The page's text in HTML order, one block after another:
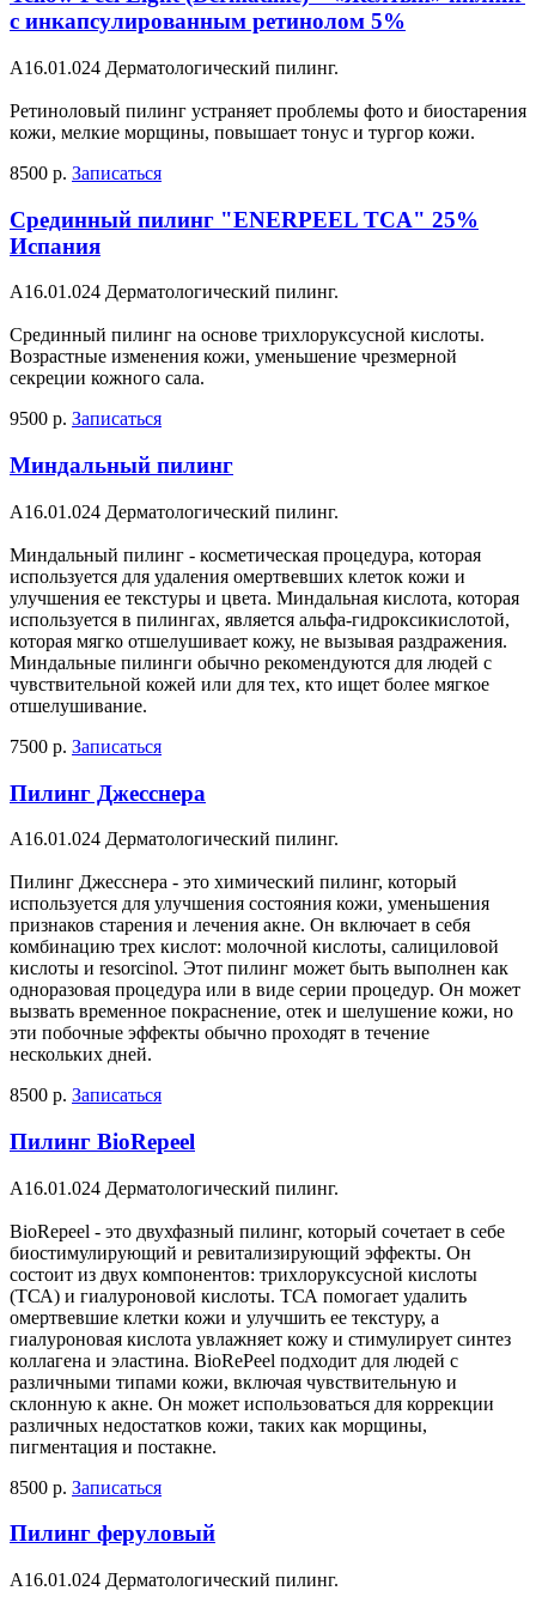
с инкапсулированным ретинолом 5%
A16.01.024 Дерматологический пилинг.
Ретиноловый пилинг устраняет проблемы фото и биостарения
кожи, мелкие морщины, повышает тонус и тургор кожи.
8500 р. Записаться
Срединный пилинг "ENERPEEL TCA" 25%
Испания
A16.01.024 Дерматологический пилинг.
Срединный пилинг на основе трихлоруксусной кислоты.
Возрастные изменения кожи, уменьшение чрезмерной
секреции кожного сала.
9500 р. Записаться
Миндальный пилинг
A16.01.024 Дерматологический пилинг.
Миндальный пилинг - косметическая процедура, которая
используется для удаления омертвевших клеток кожи и
улучшения ее текстуры и цвета. Миндальная кислота, которая
используется в пилингах, является альфа-гидроксикислотой,
которая мягко отшелушивает кожу, не вызывая раздражения.
Миндальные пилинги обычно рекомендуются для людей с
чувствительной кожей или для тех, кто ищет более мягкое
отшелушивание.
7500 р. Записаться
Пилинг Джесснера
A16.01.024 Дерматологический пилинг.
Пилинг Джесснера - это химический пилинг, который
используется для улучшения состояния кожи, уменьшения
признаков старения и лечения акне. Он включает в себя
комбинацию трех кислот: молочной кислоты, салициловой
кислоты и resorcinol. Этот пилинг может быть выполнен как
одноразовая процедура или в виде серии процедур. Он может
вызвать временное покраснение, отек и шелушение кожи, но
эти побочные эффекты обычно проходят в течение
нескольких дней.
8500 р. Записаться
Пилинг BioRepeel
A16.01.024 Дерматологический пилинг.
BioRepeel - это двухфазный пилинг, который сочетает в себе
биостимулирующий и ревитализирующий эффекты. Он
состоит из двух компонентов: трихлоруксусной кислоты
(ТСА) и гиалуроновой кислоты. ТСА помогает удалить
омертвевшие клетки кожи и улучшить ее текстуру, а
гиалуроновая кислота увлажняет кожу и стимулирует синтез
коллагена и эластина. BioRePeel подходит для людей с
различными типами кожи, включая чувствительную и
склонную к акне. Он может использоваться для коррекции
различных недостатков кожи, таких как морщины,
пигментация и постакне.
8500 р. Записаться
Пилинг феруловый
A16.01.024 Дерматологический пилинг.